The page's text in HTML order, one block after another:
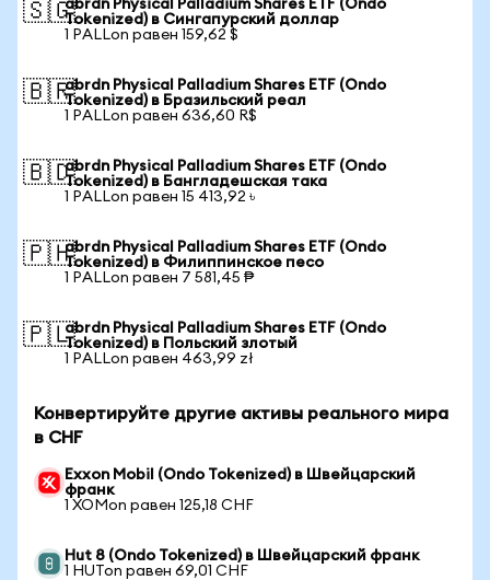
🇸🇬abrdn Physical Palladium Shares ETF (Ondo
Tokenized) в Сингапурский доллар
1 PALLon равен 159,62 $
🇧🇷abrdn Physical Palladium Shares ETF (Ondo
Tokenized) в Бразильский реал
1 PALLon равен 636,60 R$
🇧🇩abrdn Physical Palladium Shares ETF (Ondo
Tokenized) в Бангладешская така
1 PALLon равен 15 413,92 ৳
🇵🇭abrdn Physical Palladium Shares ETF (Ondo
Tokenized) в Филиппинское песо
1 PALLon равен 7 581,45 ₱
🇵🇱abrdn Physical Palladium Shares ETF (Ondo
Tokenized) в Польский злотый
1 PALLon равен 463,99 zł
Конвертируйте другие активы реального мира
в CHF
Exxon Mobil (Ondo Tokenized) в Швейцарский
франк
1 XOMon равен 125,18 CHF
Hut 8 (Ondo Tokenized) в Швейцарский франк
1 HUTon равен 69,01 CHF